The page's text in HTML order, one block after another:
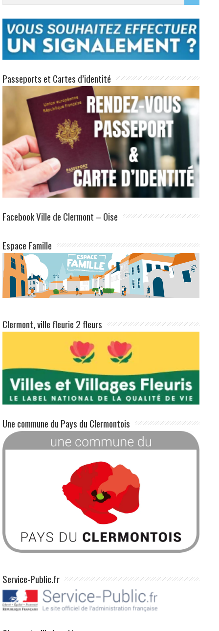
Passeports et Cartes d’identité
Facebook Ville de Clermont – Oise
Espace Famille
Clermont, ville fleurie 2 fleurs
Une commune du Pays du Clermontois
Service-Public.fr